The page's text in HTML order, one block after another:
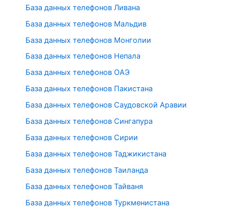
База данных телефонов Ливана
База данных телефонов Мальдив
База данных телефонов Монголии
База данных телефонов Непала
База данных телефонов ОАЭ
База данных телефонов Пакистана
База данных телефонов Саудовской Аравии
База данных телефонов Сингапура
База данных телефонов Сирии
База данных телефонов Таджикистана
База данных телефонов Таиланда
База данных телефонов Тайваня
База данных телефонов Туркменистана